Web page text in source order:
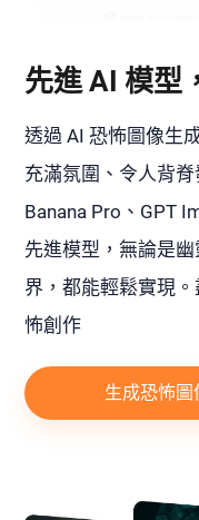
先進 AI 模型
透過 AI 恐怖圖像生
充滿氛圍、令人背
Banana Pro、GPT
先進模型，無論是
界，都能輕鬆實現
怖創作
生成恐怖圖